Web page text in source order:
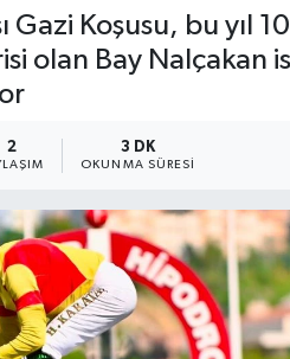
Gazi Koşusu, bu
olan Bay
2 3 DK
OKUNMA SÜRESI